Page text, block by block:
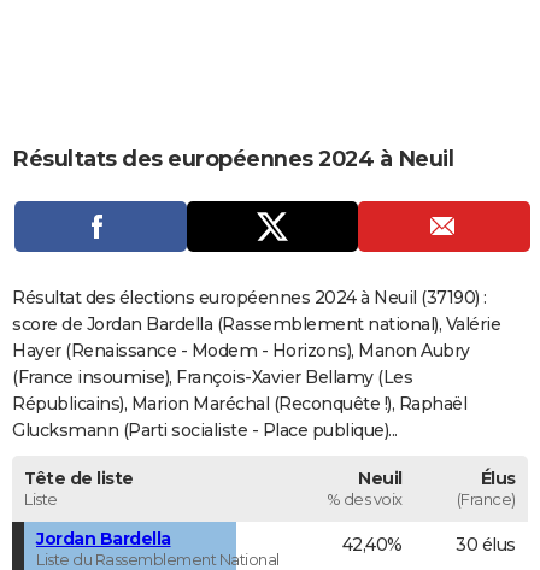
CARTE DE VOEUX
Carte de Noël
Carte Bonne année
Carte Saint-Valentin
Carte Pâques
Carte d'anniversaire
DICTIONNAIRE
Dictionnaire
Biographies
Citations
Expressions
Proverbes
PROGRAMME TV
COPAINS D'AVANT
S'inscrire
Se connecter
Lycées
Collèges
Primaires
Universités
Entreprises
Service militaire
Avis de recherche
AVIS DE DÉCÈS
FORUM
Résultats des européennes 2024 à Neuil
Résultat des élections européennes 2024 à Neuil (37190) :
score de Jordan Bardella (Rassemblement national), Valérie
Hayer (Renaissance - Modem - Horizons), Manon Aubry
(France insoumise), François-Xavier Bellamy (Les
Républicains), Marion Maréchal (Reconquête !), Raphaël
Glucksmann (Parti socialiste - Place publique)...
Tête de liste
Liste
Neuil
% des voix
Élus
(France)
Jordan Bardella
Liste du Rassemblement National
42,40% 30 élus